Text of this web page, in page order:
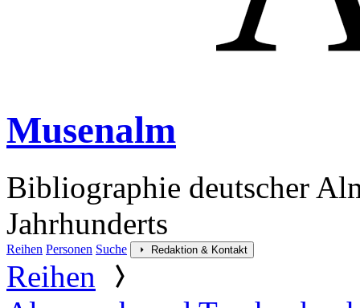
Musenalm
Bibliographie deutscher
Jahrhunderts
Reihen Personen Suche Redaktion & Kontakt
Reihen